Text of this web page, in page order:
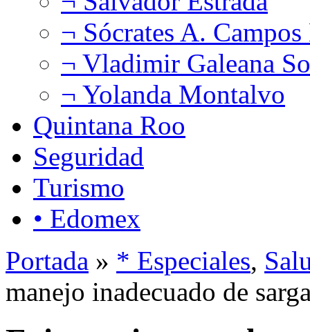
¬ Sócrates A.
¬ Vladimir Galeana
¬ Yolanda Montalvo
Quintana Roo
Seguridad
Turismo
• Edomex
Portada » * Especiales,
manejo inadecuado de